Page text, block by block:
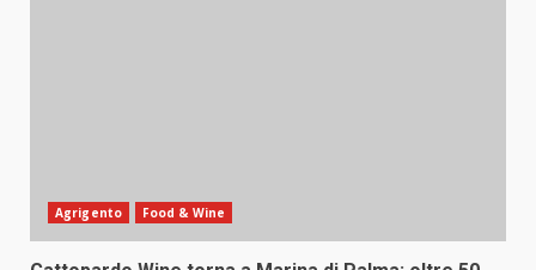
Agrigento Food & Wine